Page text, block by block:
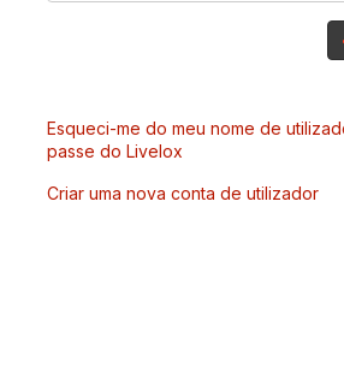
Esqueci-me do meu nome de
passe do Livelox
Criar uma nova conta de utilizador